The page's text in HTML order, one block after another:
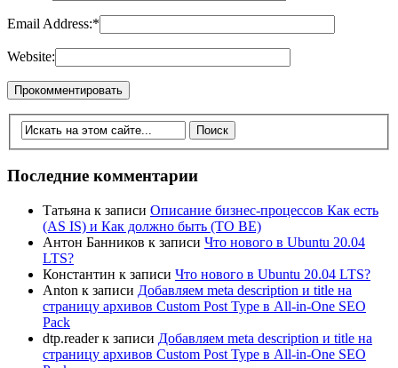
Email Address:*
Website:
Последние комментарии
Татьяна к записи Описание бизнес-процессов Как есть
(AS IS) и Как должно быть (TO BE)
Антон Банников к записи Что нового в Ubuntu 20.04
LTS?
Константин к записи Что нового в Ubuntu 20.04 LTS?
Anton к записи Добавляем meta description и title на
страницу архивов Custom Post Type в All-in-One SEO
Pack
dtp.readerк записи Добавляем meta description и title на
страницу архивов Custom Post Type в All-in-One SEO